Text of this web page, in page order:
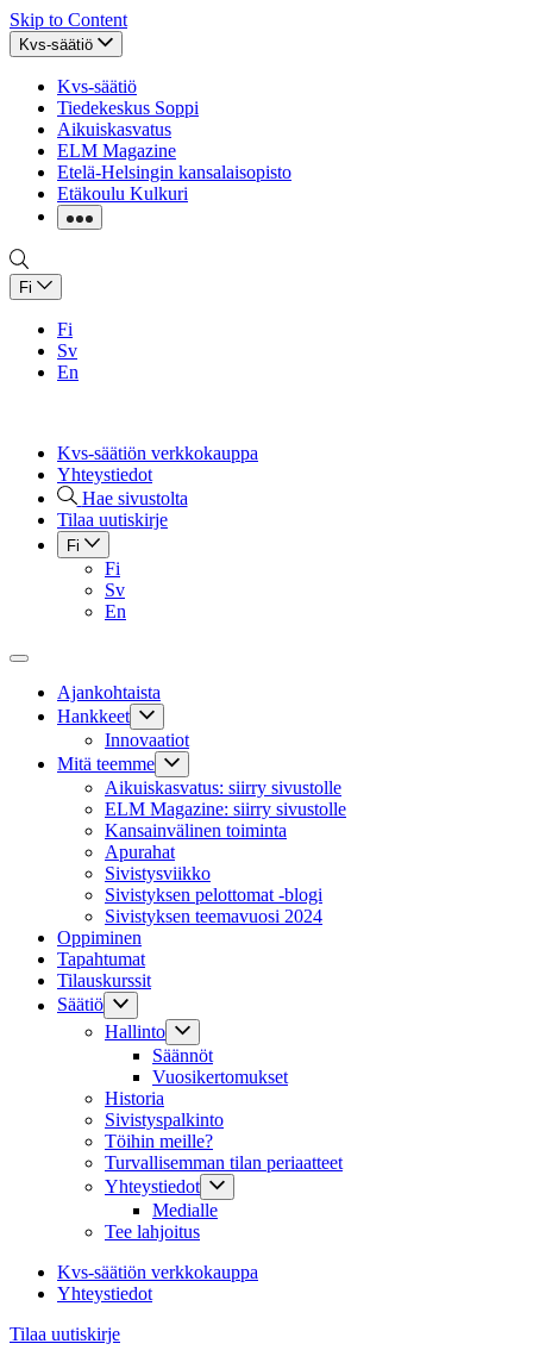
Skip to Content
Kvs-säätiö
Kvs-säätiö
Tiedekeskus Soppi
Aikuiskasvatus
ELM Magazine
Etelä-Helsingin kansalaisopisto
Etäkoulu Kulkuri
Fi
Fi
Sv
En
Kvs-säätiön verkkokauppa
Yhteystiedot
Hae sivustolta
Tilaa uutiskirje
Fi
Fi
Sv
En
Ajankohtaista
Hankkeet
Innovaatiot
Mitä teemme
Aikuiskasvatus: siirry sivustolle
ELM Magazine: siirry sivustolle
Kansainvälinen toiminta
Apurahat
Sivistysviikko
Sivistyksen pelottomat -blogi
Sivistyksen teemavuosi 2024
Oppiminen
Tapahtumat
Tilauskurssit
Säätiö
Hallinto
Säännöt
Vuosikertomukset
Historia
Sivistyspalkinto
Töihin meille?
Turvallisemman tilan periaatteet
Yhteystiedot
Medialle
Tee lahjoitus
Kvs-säätiön verkkokauppa
Yhteystiedot
Tilaa uutiskirje